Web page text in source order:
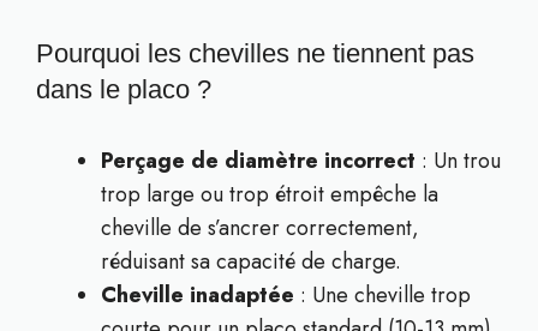
Pourquoi les chevilles ne tiennent pas
dans le placo ?
Perçage de diamètre incorrect : Un trou
trop large ou trop étroit empêche la
cheville de s’ancrer correctement,
réduisant sa capacité de charge.
Cheville inadaptée : Une cheville trop